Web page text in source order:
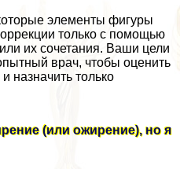
элементы фигуры
только с помощью
их сочетания. Ваши цели
врач, чтобы оценить
назначить только
(или ожирение), но я